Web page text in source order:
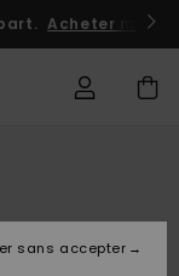
Acheter
sans accepter